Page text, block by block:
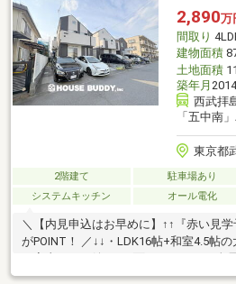
分＊オープンキャンペーン詳細は下記
覧ください☆＊いつでもお気軽にお問い
2,890万
間取り
建物面積
土地面積
築年月
西武拝
「五中南
東京都
2階建て 駐車場あり
システムキッチン
オール電化
＼【内見申込はお早めに】↑↑『赤い見
がPOINT！ ／↓↓・LDK16帖+和室4.5帖の
トスペース・室内大変綺麗にお使いで